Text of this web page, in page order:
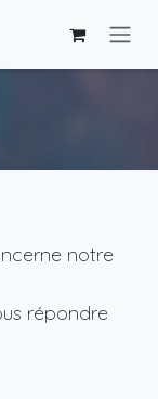
notre
répondre